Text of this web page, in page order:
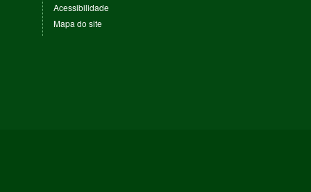
Acessibilidade
Mapa do site